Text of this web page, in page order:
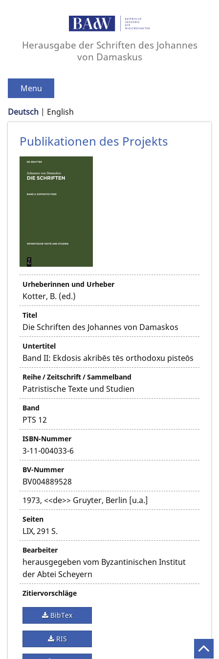
Herausgabe der Schriften des Johannes
von Damaskus
Menu
Deutsch English
Publikationen des Projekts
Urheberinnen und Urheber
Kotter, B. (ed.)
Titel
Die Schriften des Johannes von Damaskos
Untertitel
Band II: Ekdosis akribēs tēs orthodoxu pisteōs
Reihe / Zeitschrift / Sammelband
Patristische Texte und Studien
Band
PTS 12
ISBN-Nummer
3-11-004033-6
BV-Nummer
BV004889528
1973, <<de>> Gruyter, Berlin [u.a.]
Seiten
LIX, 291 S.
Bearbeiter
herausgegeben vom Byzantinischen Institut
der Abtei Scheyern
Zitiervorschläge
BibTex
RIS